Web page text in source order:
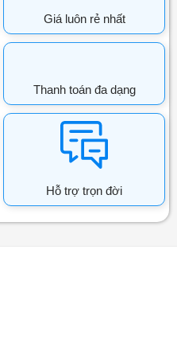
Giá luôn rẻ nhất
Thanh toán đa dạng
Hỗ trợ trọn đời